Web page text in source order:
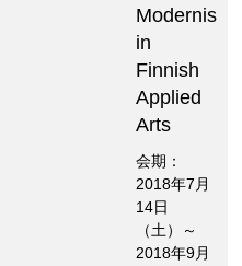
Modernism
in
Finnish
Applied
Arts
会期：
2018年7月
14日
（土）～
2018年9月